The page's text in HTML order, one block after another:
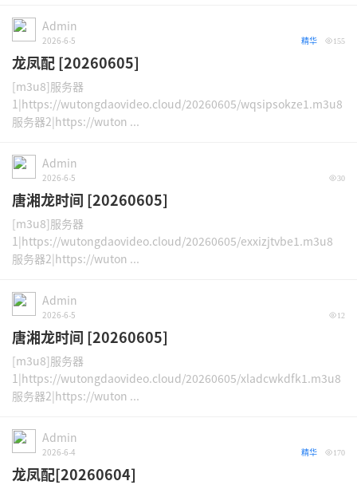
Admin
2026-6-5 155
精华
龙凤配 [20260605]
[m3u8]服务器
1|https://wutongdaovideo.cloud/20260605/wqsipsokze1.m3u8
服务器2|https://wuton ...
Admin
2026-6-5 30
唐湘龙时间 [20260605]
[m3u8]服务器
1|https://wutongdaovideo.cloud/20260605/exxizjtvbe1.m3u8
服务器2|https://wuton ...
Admin
2026-6-5 12
唐湘龙时间 [20260605]
[m3u8]服务器
1|https://wutongdaovideo.cloud/20260605/xladcwkdfk1.m3u8
服务器2|https://wuton ...
Admin
2026-6-4 170
精华
龙凤配[20260604]